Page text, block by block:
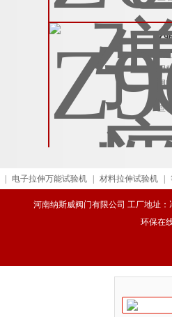
明
闸
查
| 电子拉伸万能试验机 | 材料拉伸试验机 |
河南纳斯威阀门有限公司 工厂地址：
环保在